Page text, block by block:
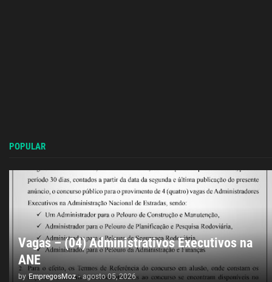
POPULAR
Vagas – (04) Administrativos Executivos na
ANE
by EmpregosMoz - agosto 05, 2026